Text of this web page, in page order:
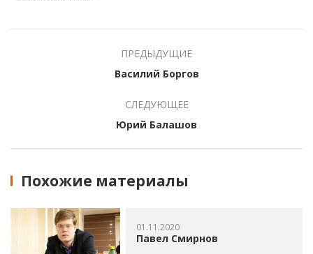
ПРЕДЫДУЩИЕ
Василий Боргов
СЛЕДУЮЩЕЕ
Юрий Балашов
Похожие материалы
01.11.2020
Павел Смирнов